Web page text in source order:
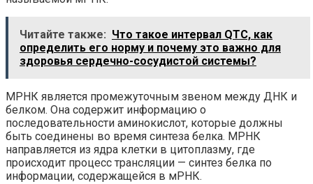
Читайте также: Что такое интервал QTC, как
определить его норму и почему это важно для
здоровья сердечно-сосудистой системы?
МРНК является промежуточным звеном между ДНК и
белком. Она содержит информацию о
последовательности аминокислот, которые должны
быть соединены во время синтеза белка. МРНК
направляется из ядра клетки в цитоплазму, где
происходит процесс трансляции — синтез белка по
информации, содержащейся в мРНК.